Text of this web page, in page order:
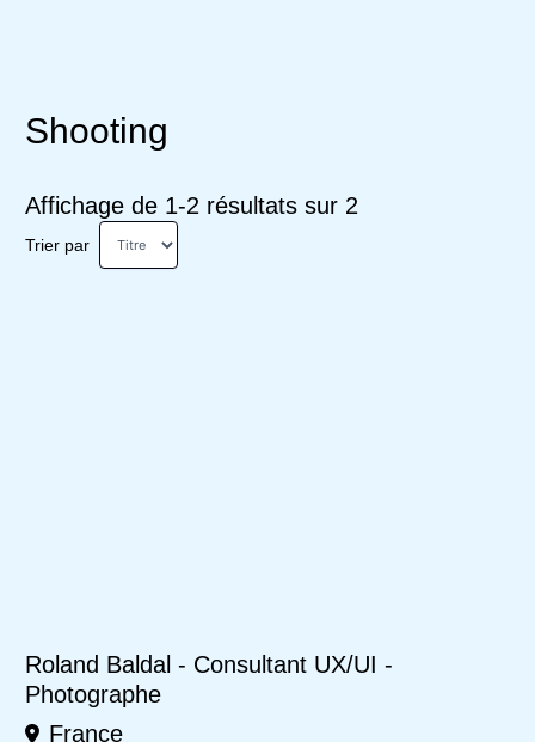
Shooting
Affichage de 1-2 résultats sur 2
Trier par
Roland Baldal - Consultant UX/UI -
Photographe
France